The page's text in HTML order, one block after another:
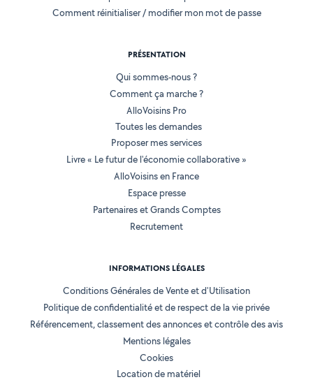
Comment réinitialiser / modifier mon mot de passe
PRÉSENTATION
Qui sommes-nous ?
Comment ça marche ?
AlloVoisins Pro
Toutes les demandes
Proposer mes services
Livre « Le futur de l'économie collaborative »
AlloVoisins en France
Espace presse
Partenaires et Grands Comptes
Recrutement
INFORMATIONS LÉGALES
Conditions Générales de Vente et d'Utilisation
Politique de confidentialité et de respect de la vie privée
Référencement, classement des annonces et contrôle des avis
Mentions légales
Cookies
Location de matériel